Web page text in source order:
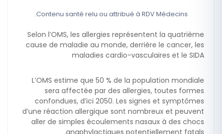
Contenu santé relu ou attribué à RDV Médecins.
Selon l’OMS, les allergies représentent la quatrième
cause de maladie au monde, derrière le cancer, les
maladies cardio-vasculaires et le SIDA
L’OMS estime que 50 % de la population mondiale
sera affectée par des allergies, toutes formes
confondues, d’ici 2050. Les signes et symptômes
d’une réaction allergique sont nombreux et peuvent
aller de simples écoulements nasaux à des chocs
anaphylactiques potentiellement fatals.